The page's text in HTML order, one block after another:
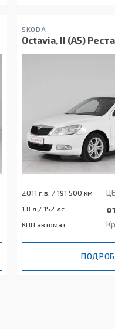
SKODA
Octavia, II (A5)
2011 г.в. / 191 500 км
1.8 л / 152 лс
КПП автомат